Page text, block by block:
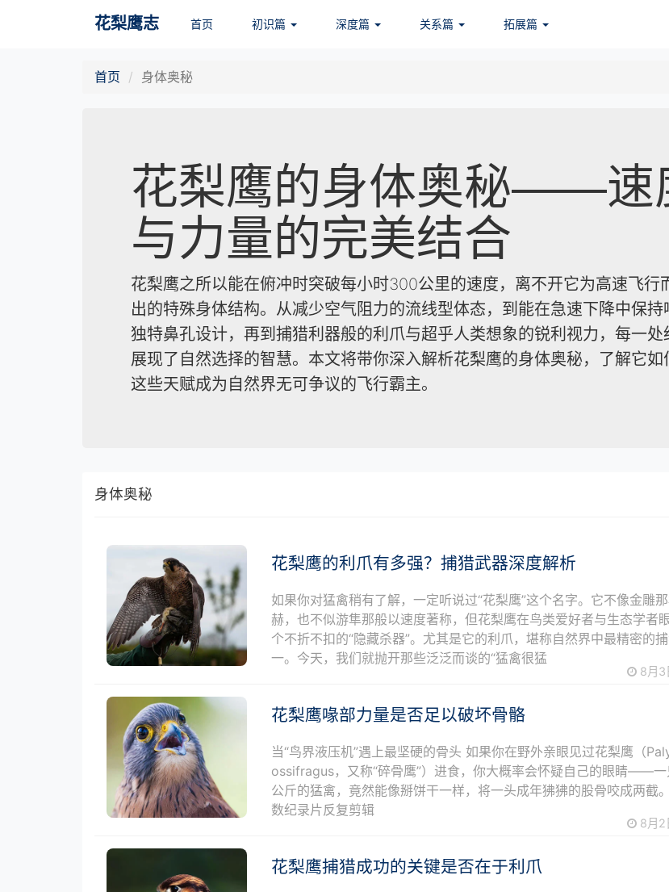
花梨鹰志 首页 初识篇 深度篇 关系篇 拓展篇
首页 身体奥秘
花梨鹰的身体奥秘——速
与力量的完美结合
花梨鹰之所以能在俯冲时突破每小时300公里的速度，离不开它为高速飞行
出的特殊身体结构。从减少空气阻力的流线型体态，到能在急速下降中保持
独特鼻孔设计，再到捕猎利器般的利爪与超乎人类想象的锐利视力，每一处
展现了自然选择的智慧。本文将带你深入解析花梨鹰的身体奥秘，了解它如
这些天赋成为自然界无可争议的飞行霸主。
身体奥秘
花梨鹰的利爪有多强？捕猎武器深度解析
如果你对猛禽稍有了解，一定听说过“花梨鹰”这个名字。它不像金雕
赫，也不似游隼那般以速度著称，但花梨鹰在鸟类爱好者与生态学者
个不折不扣的“隐藏杀器”。尤其是它的利爪，堪称自然界中最精密的
一。今天，我们就抛开那些泛泛而谈的“猛禽很猛
8月3
花梨鹰喙部力量是否足以破坏骨骼
当“鸟界液压机”遇上最坚硬的骨头 如果你在野外亲眼见过花梨鹰（
ossifragus，又称“碎骨鹰”）进食，你大概率会怀疑自己的眼睛——
公斤的猛禽，竟然能像掰饼干一样，将一头成年狒狒的股骨咬成两截
数纪录片反复剪辑
8月2
花梨鹰捕猎成功的关键是否在于利爪